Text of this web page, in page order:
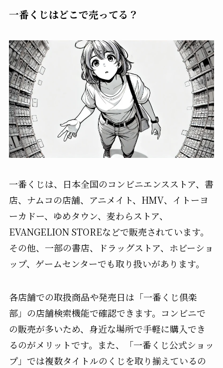
一番くじはどこで売ってる？
一番くじは、日本全国のコンビニエンスストア、書
店、ナムコの店舗、アニメイト、HMV、イトーヨ
ーカドー、ゆめタウン、麦わらストア、
EVANGELION STOREなどで販売されています。
その他、一部の書店、ドラッグストア、ホビーショ
ップ、ゲームセンターでも取り扱いがあります。
各店舗での取扱商品や発売日は「一番くじ倶楽
部」の店舗検索機能で確認できます。コンビニで
の販売が多いため、身近な場所で手軽に購入でき
るのがメリットです。また、「一番くじ公式ショッ
プ」では複数タイトルのくじを取り揃えているの